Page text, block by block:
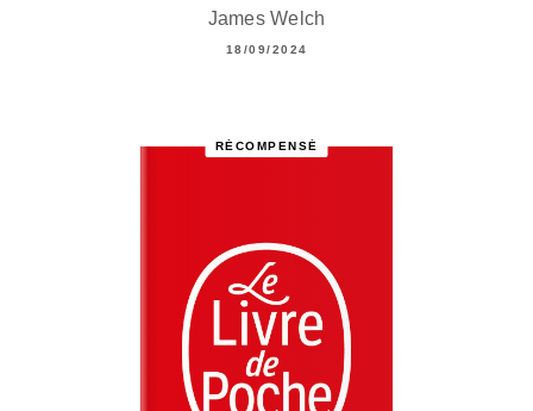
James Welch
18/09/2024
RÉCOMPENSÉ